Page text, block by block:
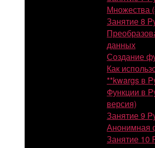
Множества
Занятие 8
данных
Создание
Как
**kwargs в
Функции в
версия)
Занятие 9
Анонимная
Занятие 10